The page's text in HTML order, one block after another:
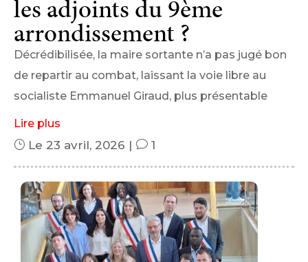
les adjoints du 9ème
arrondissement ?
Décrédibilisée, la maire sortante n’a pas jugé bon
de repartir au combat, laissant la voie libre au
socialiste Emmanuel Giraud, plus présentable
Lire plus
} Le 23 avril, 2026 | v 1